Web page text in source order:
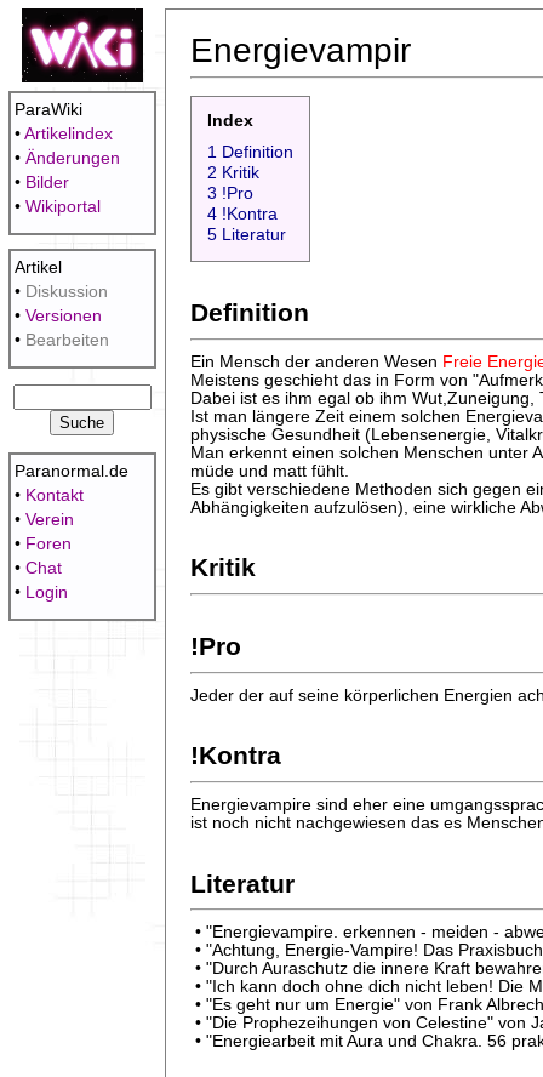
ParaWiki
•Artikelindex
•Änderungen
• Bilder
•Wikiportal
Artikel
• Diskussion
•Versionen
• Bearbeiten
Paranormal.de
• Kontakt
•Verein
• Foren
•Chat
•
Login
Energievampir
Index
1 Definition
2 Kritik
3 !Pro
4 !Kontra
5 Literatur
Definition
Ein Mensch der anderen Wesen Freie
Meistens geschieht das in Form von
Dabei ist es ihm egal ob ihm
Ist man längere Zeit einem solchen
physische Gesundheit (Lebensenergie,
Man erkennt einen solchen Menschen unter
müde und matt fühlt.
Es gibt verschiedene Methoden sich gegen
Abhängigkeiten aufzulösen), eine wirkliche
Kritik
!Pro
Jeder der auf seine körperlichen Energien
!Kontra
Energievampire sind eher eine
ist noch nicht nachgewiesen das es
Literatur
• "Energievampire. erkennen - meiden -
• "Achtung, Energie-Vampire! Das
• "Durch Auraschutz die innere Kraft
• "Ich kann doch ohne dich nicht leben! Die
• "Es geht nur um Energie" von Frank
• "Die Prophezeihungen von Celestine" von
• "Energiearbeit mit Aura und Chakra. 56